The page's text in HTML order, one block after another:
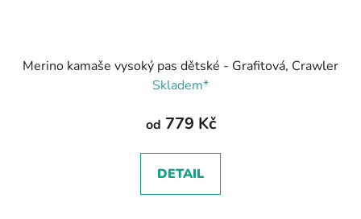
Merino kamaše vysoký pas dětské - Grafitová, Crawler
Skladem*
od 779 Kč
DETAIL